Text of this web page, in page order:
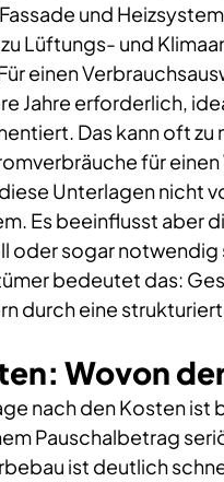
und
Lüftungs- und
einen
Jahre erforderlich,
Das kann oft
für
Unterlagen nicht
Es beeinflusst aber
oder sogar notwendig
bedeutet das:
durch eine
Wovon
nach den Kosten
Pauschalbetrag
ist deutlich